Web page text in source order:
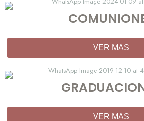
VER MAS
VER MAS